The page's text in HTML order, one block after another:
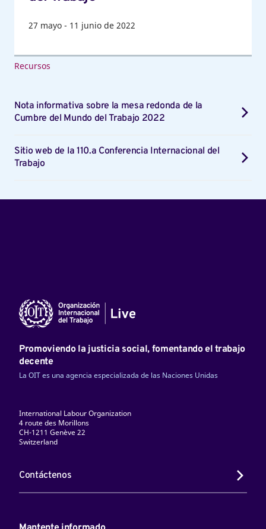
27 mayo- 11 junio de 2022
Recursos
Nota informativa sobre la mesa redonda de la
Cumbre del Mundo del Trabajo 2022
Sitio web de la 110.a Conferencia Internacional del
Trabajo
Promoviendo la justicia social, fomentando el trabajo
decente
La OIT es una agencia especializada de las Naciones Unidas
International Labour Organization
4 route des Morillons
CH-1211 Genève 22
Switzerland
Contáctenos